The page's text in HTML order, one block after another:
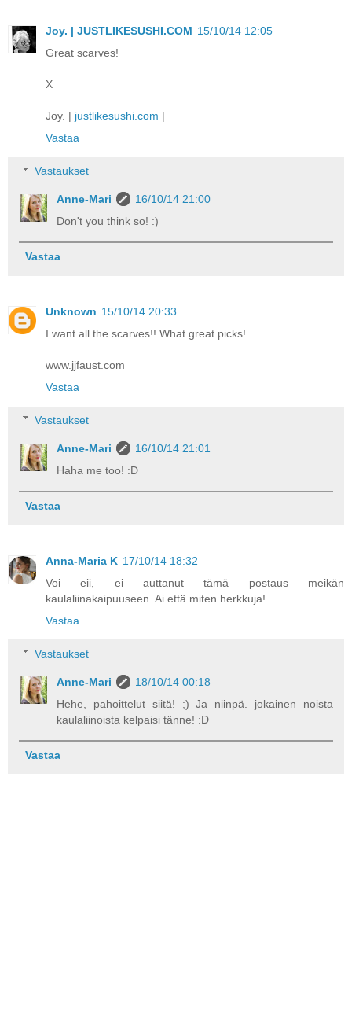
Joy. | JUSTLIKESUSHI.COM 15/10/14 12:05
Great scarves!
X
Joy. | justlikesushi.com |
Vastaa
Vastaukset
Anne-Mari
16/10/14 21:00
Don't you think so! :)
Vastaa
Unknown 15/10/14 20:33
I want all the scarves!! What great picks!
www.jjfaust.com
Vastaa
Vastaukset
Anne-Mari
16/10/14 21:01
Haha me too! :D
Vastaa
Anna-Maria K 17/10/14 18:32
Voi eii, ei auttanut tämä postaus meikän
kaulaliinakaipuuseen. Ai että miten herkkuja!
Vastaa
Vastaukset
Anne-Mari
18/10/14 00:18
Hehe, pahoittelut siitä! ;) Ja niinpä. jokainen noista
kaulaliinoista kelpaisi tänne! :D
Vastaa